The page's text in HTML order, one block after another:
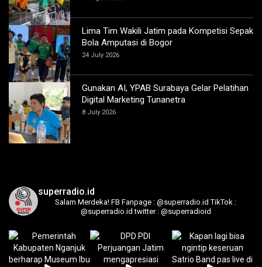
Lima Tim Wakili Jatim pada Kompetisi Sepak
Bola Amputasi di Bogor
24 July 2026
Gunakan AI, YPAB Surabaya Gelar Pelatihan
Digital Marketing Tunanetra
8 July 2026
superradio.id
Salam Merdeka! FB Fanpage : @superradio.id TikTok :
@superradio.id twitter : @superradioid